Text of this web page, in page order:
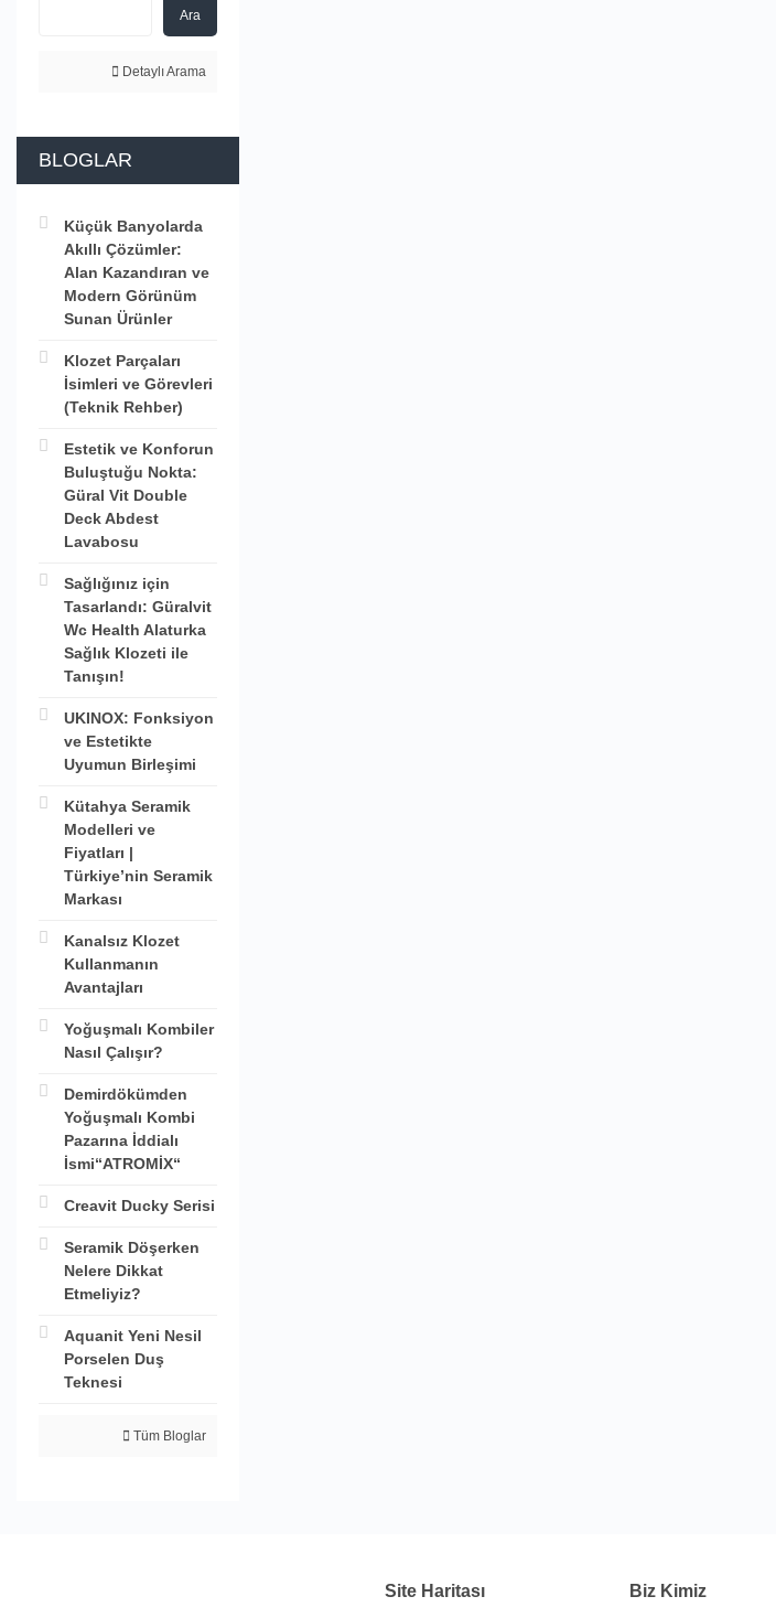
Ara
Detaylı Arama
BLOGLAR
Küçük Banyolarda
Akıllı Çözümler:
Alan Kazandıran ve
Modern Görünüm
Sunan Ürünler
Klozet Parçaları
İsimleri ve Görevleri
(Teknik Rehber)
Estetik ve Konforun
Buluştuğu Nokta:
Güral Vit Double
Deck Abdest
Lavabosu
Sağlığınız için
Tasarlandı: Güralvit
Wc Health Alaturka
Sağlık Klozeti ile
Tanışın!
UKINOX: Fonksiyon
ve Estetikte
Uyumun Birleşimi
Kütahya Seramik
Modelleri ve
Fiyatları |
Türkiye’nin Seramik
Markası
Kanalsız Klozet
Kullanmanın
Avantajları
Yoğuşmalı Kombiler
Nasıl Çalışır?
Demirdökümden
Yoğuşmalı Kombi
Pazarına İddialı
İsmi“ATROMİX“
Creavit Ducky Serisi
Seramik Döşerken
Nelere Dikkat
Etmeliyiz?
Aquanit Yeni Nesil
Porselen Duş
Teknesi
Tüm Bloglar
Site Haritası Biz Kimiz